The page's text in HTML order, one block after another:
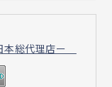
本総代理店ー